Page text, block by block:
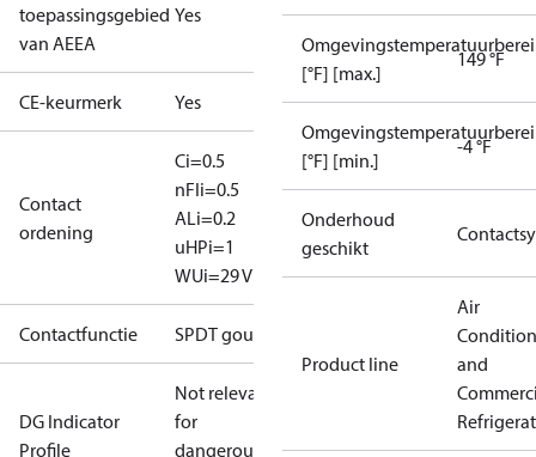
toepassingsgebied
van AEEA
Yes
CE-keurmerk Yes
Contact
ordening
Ci=0.5
nFIi=0.5
ALi=0.2
uHPi=1
WUi=29 V
Contactfunctie SPDT goud
DG Indicator
Profile
Not relevant
for
dangerous
[°F] [max.]
149 °F
[°F] [min.]
-4 °F
Onderhoud
geschikt
Product line
Air
and